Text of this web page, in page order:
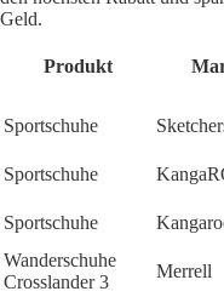
Geld.
Produkt
Sportschuhe
Sportschuhe
Sportschuhe
Wanderschuhe
Crosslander 3
Merrell